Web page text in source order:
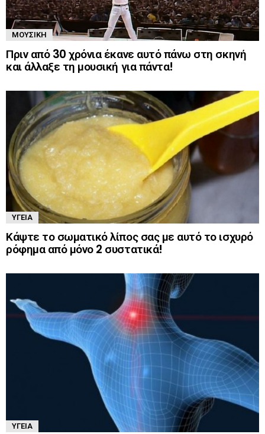
ΜΟΥΣΙΚΉ
Πριν από 30 χρόνια έκανε αυτό πάνω στη σκηνή
και άλλαξε τη μουσική για πάντα!
ΥΓΕΊΑ
Κάψτε το σωματικό λίπος σας με αυτό το ισχυρό
ρόφημα από μόνο 2 συστατικά!
ΥΓΕΊΑ